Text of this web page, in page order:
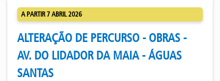
A PARTIR 7 ABRIL 2026
ALTERAÇÃO DE PERCURSO - OBRAS -
AV. DO LIDADOR DA MAIA - ÁGUAS
SANTAS